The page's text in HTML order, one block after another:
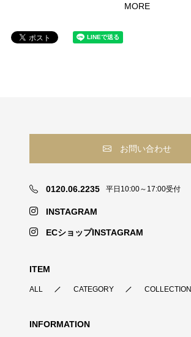
MORE
お問い合わせ
0120.06.2235 平日10:00～17:00受付
INSTAGRAM
ECショップINSTAGRAM
ITEM
ALL CATEGORY COLLECTION
INFORMATION